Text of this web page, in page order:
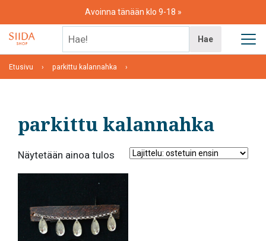
content
Avoinna tänään klo 9-18
Hae
Etusivu parkittu kalannahka
parkittu kalannahka
Näytetään ainoa tulos